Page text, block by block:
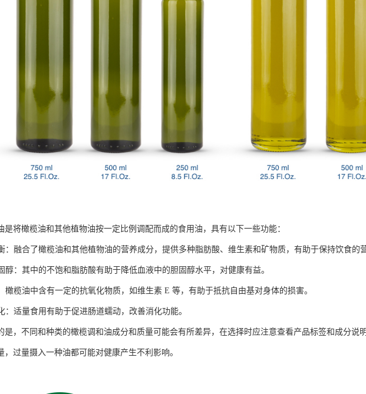
是将橄榄油和其他植物油按一定比例调配而成的食用油，具有以下一些功能：
：融合了橄榄油和其他植物油的营养成分，提供多种脂肪酸、维生素和矿物质，有助于保持饮食的
醇：其中的不饱和脂肪酸有助于降低血液中的胆固醇水平，对健康有益。
橄榄油中含有一定的抗氧化物质，如维生素 E 等，有助于抵抗自由基对身体的损害。
：适量食用有助于促进肠道蠕动，改善消化功能。
是，不同和种类的橄榄调和油成分和质量可能会有所差异，在选择时应注意查看产品标签和成分说
，过量摄入一种油都可能对健康产生不利影响。